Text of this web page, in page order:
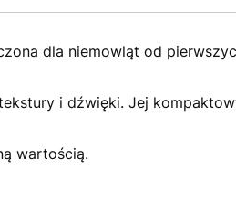
dla niemowląt od
i dźwięki. Jej
wartością.